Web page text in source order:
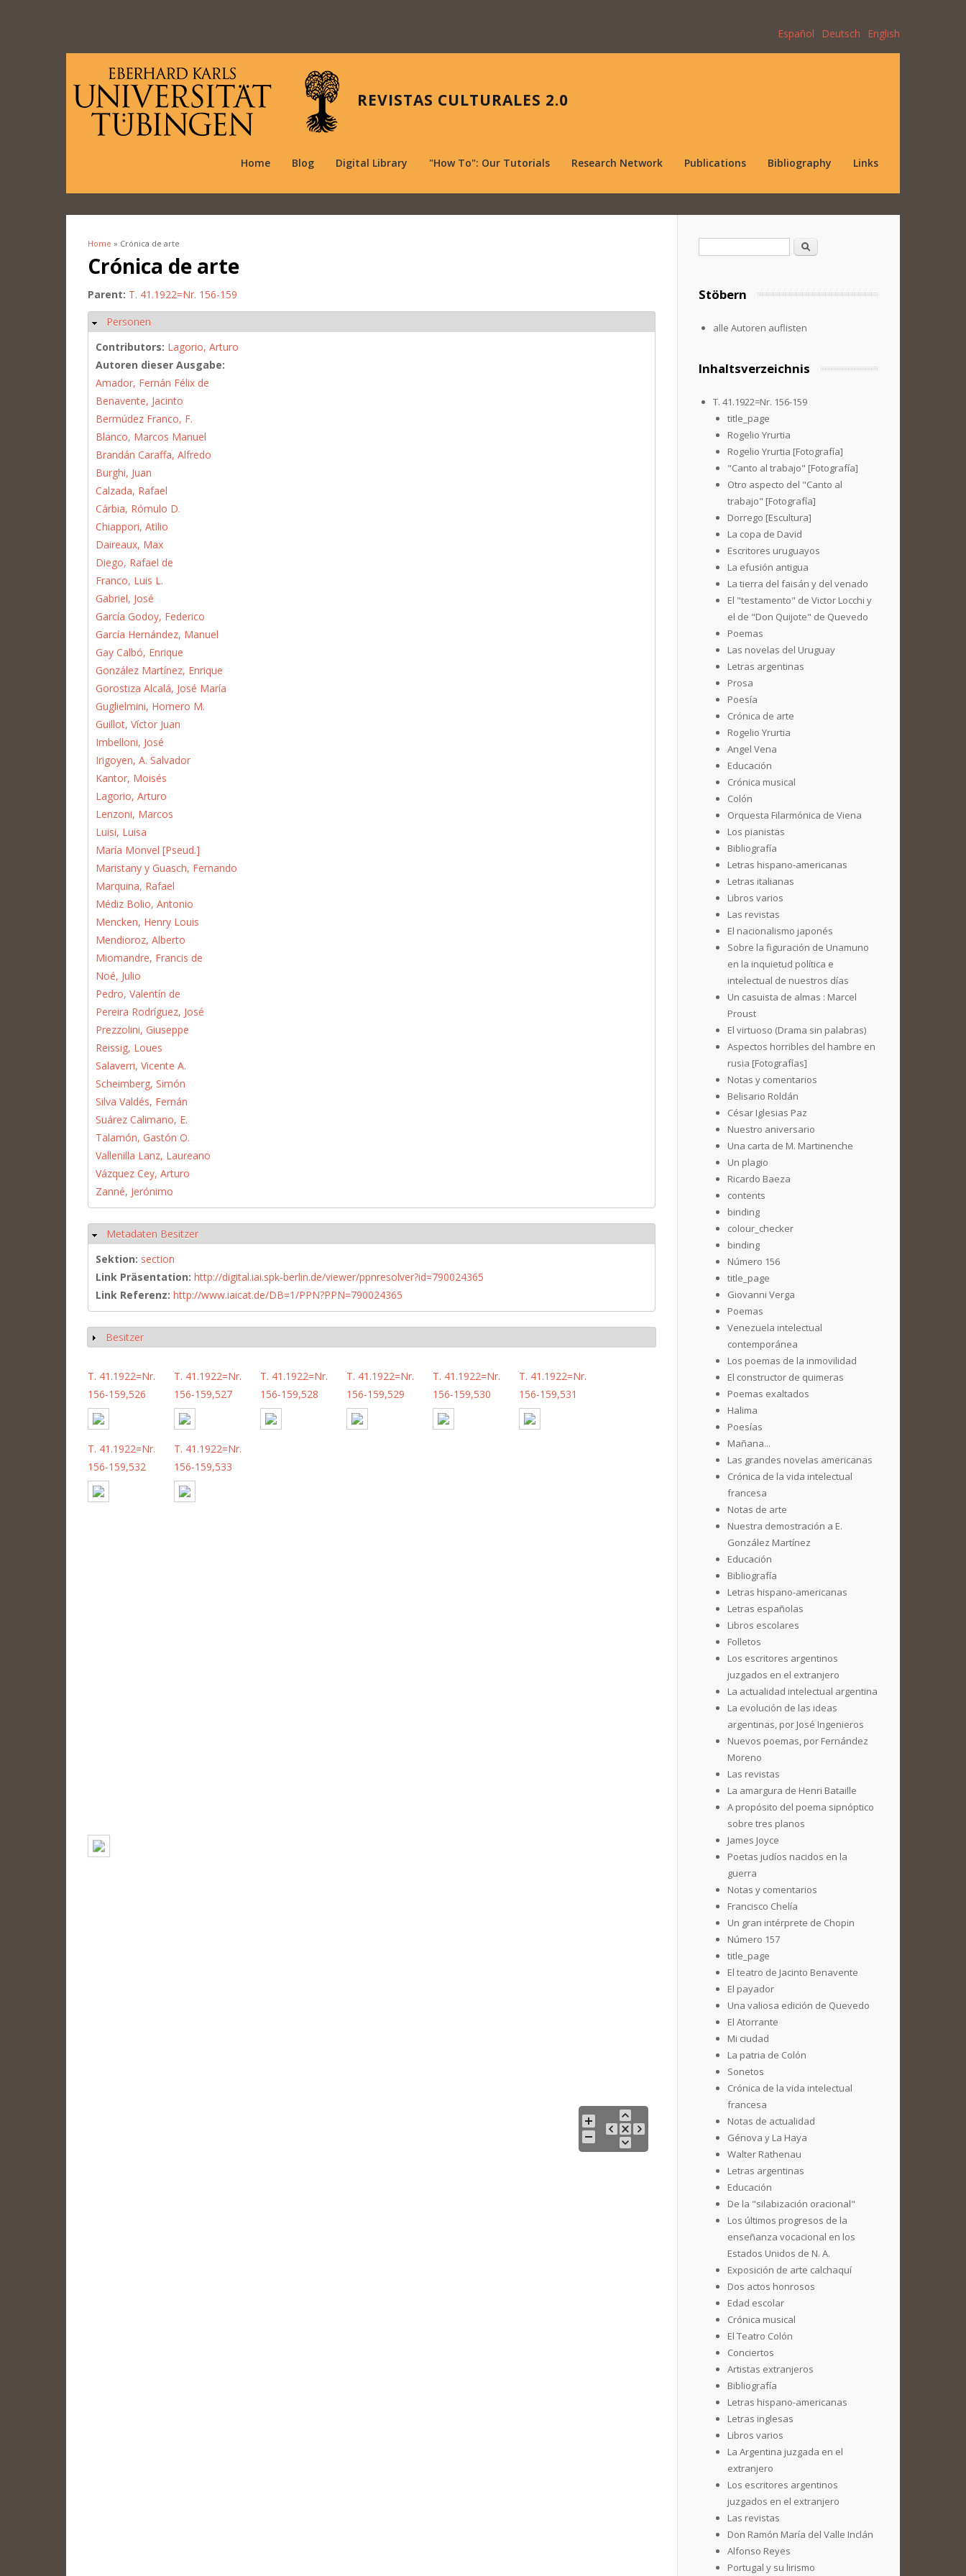
Español Deutsch English
REVISTAS CULTURALES 2.0
Home Blog Digital Library "How To": Our Tutorials Research Network Publications Bibliography Links
You are here
Home » Crónica de arte
Crónica de arte
Parent: T. 41.1922=Nr. 156-159
Hide
Personen
Contributors: Lagorio, Arturo
Autoren dieser Ausgabe:
Amador, Fernán Félix de
Benavente, Jacinto
Bermúdez Franco, F.
Blanco, Marcos Manuel
Brandán Caraffa, Alfredo
Burghi, Juan
Calzada, Rafael
Cárbia, Rómulo D.
Chiappori, Atilio
Daireaux, Max
Diego, Rafael de
Franco, Luis L.
Gabriel, José
García Godoy, Federico
García Hernández, Manuel
Gay Calbó, Enrique
González Martínez, Enrique
Gorostiza Alcalá, José María
Guglielmini, Homero M.
Guillot, Víctor Juan
Imbelloni, José
Irigoyen, A. Salvador
Kantor, Moisés
Lagorio, Arturo
Lenzoni, Marcos
Luisi, Luisa
María Monvel [Pseud.]
Maristany y Guasch, Fernando
Marquina, Rafael
Médiz Bolio, Antonio
Mencken, Henry Louis
Mendioroz, Alberto
Miomandre, Francis de
Noé, Julio
Pedro, Valentín de
Pereira Rodríguez, José
Prezzolini, Giuseppe
Reissig, Loues
Salaverri, Vicente A.
Scheimberg, Simón
Silva Valdés, Fernán
Suárez Calimano, E.
Talamón, Gastón O.
Vallenilla Lanz, Laureano
Vázquez Cey, Arturo
Zanné, Jerónimo
Hide
Metadaten Besitzer
Sektion: section
Link Präsentation: http://digital.iai.spk-berlin.de/viewer/ppnresolver?id=790024365
Link Referenz: http://www.iaicat.de/DB=1/PPN?PPN=790024365
Show
Besitzer
T. 41.1922=Nr.
156-159,526
T. 41.1922=Nr.
156-159,527
T. 41.1922=Nr.
156-159,528
T. 41.1922=Nr.
156-159,529
T. 41.1922=Nr.
156-159,530
T. 41.1922=Nr.
156-159,531
T. 41.1922=Nr.
156-159,532
T. 41.1922=Nr.
156-159,533
Search
Stöbern
alle Autoren auflisten
Inhaltsverzeichnis
T. 41.1922=Nr. 156-159
title_page
Rogelio Yrurtia
Rogelio Yrurtia [Fotografía]
"Canto al trabajo" [Fotografía]
Otro aspecto del "Canto al
trabajo" [Fotografía]
Dorrego [Escultura]
La copa de David
Escritores uruguayos
La efusión antigua
La tierra del faisán y del venado
El "testamento" de Victor Locchi y
el de "Don Quijote" de Quevedo
Poemas
Las novelas del Uruguay
Letras argentinas
Prosa
Poesía
Crónica de arte
Rogelio Yrurtia
Angel Vena
Educación
Crónica musical
Colón
Orquesta Filarmónica de Viena
Los pianistas
Bibliografía
Letras hispano-americanas
Letras italianas
Libros varios
Las revistas
El nacionalismo japonés
Sobre la figuración de Unamuno
en la inquietud política e
intelectual de nuestros días
Un casuista de almas : Marcel
Proust
El virtuoso (Drama sin palabras)
Aspectos horribles del hambre en
rusia [Fotografías]
Notas y comentarios
Belisario Roldán
César Iglesias Paz
Nuestro aniversario
Una carta de M. Martinenche
Un plagio
Ricardo Baeza
contents
binding
colour_checker
binding
Número 156
title_page
Giovanni Verga
Poemas
Venezuela intelectual
contemporánea
Los poemas de la inmovilidad
El constructor de quimeras
Poemas exaltados
Halima
Poesías
Mañana...
Las grandes novelas americanas
Crónica de la vida intelectual
francesa
Notas de arte
Nuestra demostración a E.
González Martínez
Educación
Bibliografía
Letras hispano-americanas
Letras españolas
Libros escolares
Folletos
Los escritores argentinos
juzgados en el extranjero
La actualidad intelectual argentina
La evolución de las ideas
argentinas, por José Ingenieros
Nuevos poemas, por Fernández
Moreno
Las revistas
La amargura de Henri Bataille
A propósito del poema sipnóptico
sobre tres planos
James Joyce
Poetas judíos nacidos en la
guerra
Notas y comentarios
Francisco Chelía
Un gran intérprete de Chopin
Número 157
title_page
El teatro de Jacinto Benavente
El payador
Una valiosa edición de Quevedo
El Atorrante
Mi ciudad
La patria de Colón
Sonetos
Crónica de la vida intelectual
francesa
Notas de actualidad
Génova y La Haya
Walter Rathenau
Letras argentinas
Educación
De la "silabización oracional"
Los últimos progresos de la
enseñanza vocacional en los
Estados Unidos de N. A.
Exposición de arte calchaquí
Dos actos honrosos
Edad escolar
Crónica musical
El Teatro Colón
Conciertos
Artistas extranjeros
Bibliografía
Letras hispano-americanas
Letras inglesas
Libros varios
La Argentina juzgada en el
extranjero
Los escritores argentinos
juzgados en el extranjero
Las revistas
Don Ramón María del Valle Inclán
Alfonso Reyes
Portugal y su lirismo